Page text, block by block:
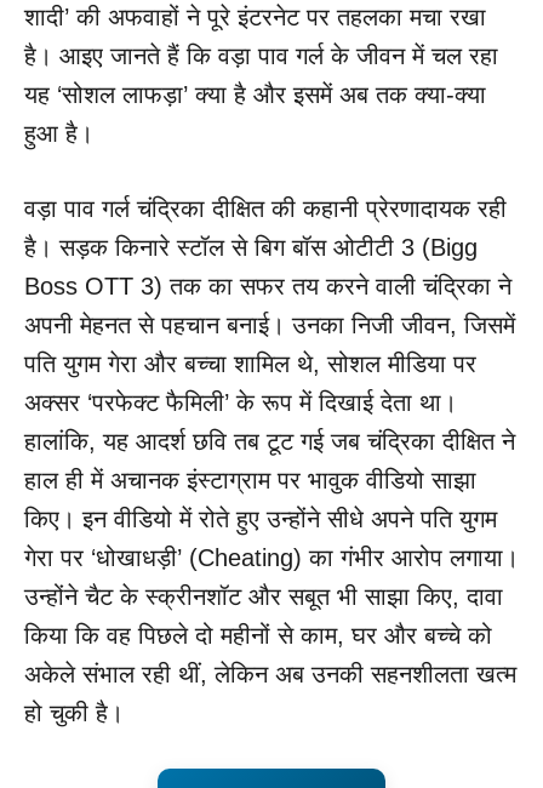
शादी’ की अफवाहों ने पूरे इंटरनेट पर तहलका मचा रखा
है। आइए जानते हैं कि वड़ा पाव गर्ल के जीवन में चल रहा
यह ‘सोशल लाफड़ा’ क्या है और इसमें अब तक क्या-क्या
हुआ है।
वड़ा पाव गर्ल चंद्रिका दीक्षित की कहानी प्रेरणादायक रही
है। सड़क किनारे स्टॉल से बिग बॉस ओटीटी 3 (Bigg
Boss OTT 3) तक का सफर तय करने वाली चंद्रिका ने
अपनी मेहनत से पहचान बनाई। उनका निजी जीवन, जिसमें
पति युगम गेरा और बच्चा शामिल थे, सोशल मीडिया पर
अक्सर ‘परफेक्ट फैमिली’ के रूप में दिखाई देता था।
हालांकि, यह आदर्श छवि तब टूट गई जब चंद्रिका दीक्षित ने
हाल ही में अचानक इंस्टाग्राम पर भावुक वीडियो साझा
किए। इन वीडियो में रोते हुए उन्होंने सीधे अपने पति युगम
गेरा पर ‘धोखाधड़ी’ (Cheating) का गंभीर आरोप लगाया।
उन्होंने चैट के स्क्रीनशॉट और सबूत भी साझा किए, दावा
किया कि वह पिछले दो महीनों से काम, घर और बच्चे को
अकेले संभाल रही थीं, लेकिन अब उनकी सहनशीलता खत्म
हो चुकी है।